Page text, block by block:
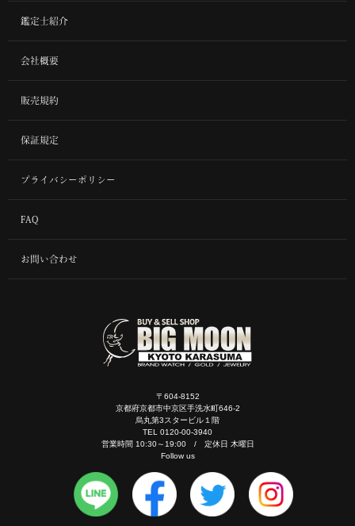
鑑定士紹介
会社概要
販売規約
保証規定
プライバシーポリシー
FAQ
お問い合わせ
〒604-8152
京都府京都市中京区手洗水町646-2
烏丸第3スタービル１階
TEL 0120-00-3940
営業時間 10:30～19:00 / 定休日 木曜日
Follow us